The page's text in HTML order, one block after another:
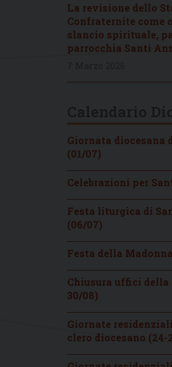
La revisione dello
Confraternite come
slancio spirituale,
parrocchia Santi
Giornata
(01/07)
Celebrazioni per
Festa liturgica di
(06/07)
Festa della
Chiusura uffici della
30/08)
Giornate
clero diocesano (24-